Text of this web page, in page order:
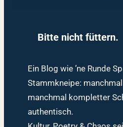
Bitte nicht füttern.
Ein Blog wie ’ne Runde
Stammkneipe:
manchmal kompletter
authentisch.